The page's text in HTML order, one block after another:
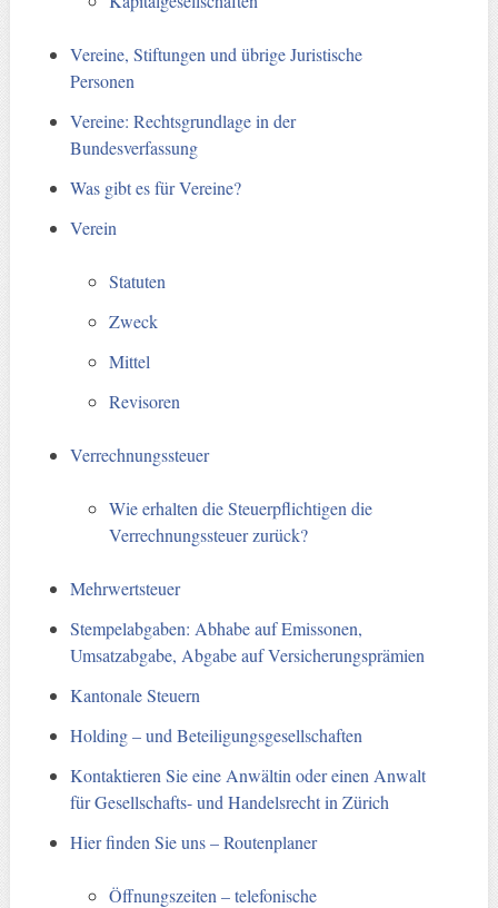
Vereine, Stiftungen und übrige Juristische
Personen
Vereine: Rechtsgrundlage in der
Bundesverfassung
Was gibt es für Vereine?
Verein
Statuten
Zweck
Mittel
Revisoren
Verrechnungssteuer
Wie erhalten die Steuerpflichtigen die
Verrechnungssteuer zurück?
Mehrwertsteuer
Stempelabgaben: Abhabe auf Emissonen,
Umsatzabgabe, Abgabe auf Versicherungsprämien
Kantonale Steuern
Holding – und Beteiligungsgesellschaften
Kontaktieren Sie eine Anwältin oder einen Anwalt
für Gesellschafts- und Handelsrecht in Zürich
Hier finden Sie uns – Routenplaner
Öffnungszeiten – telefonische